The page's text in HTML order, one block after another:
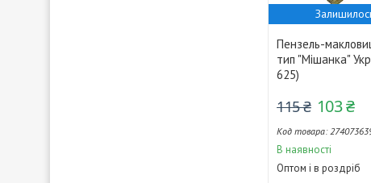
Пензель-
тип "Мішанка"
625)
115 ₴ 103 ₴
В наявності
Оптом і в роздріб